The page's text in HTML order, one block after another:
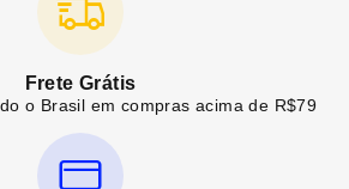
Frete Grátis
o Brasil em compras acima de R$79